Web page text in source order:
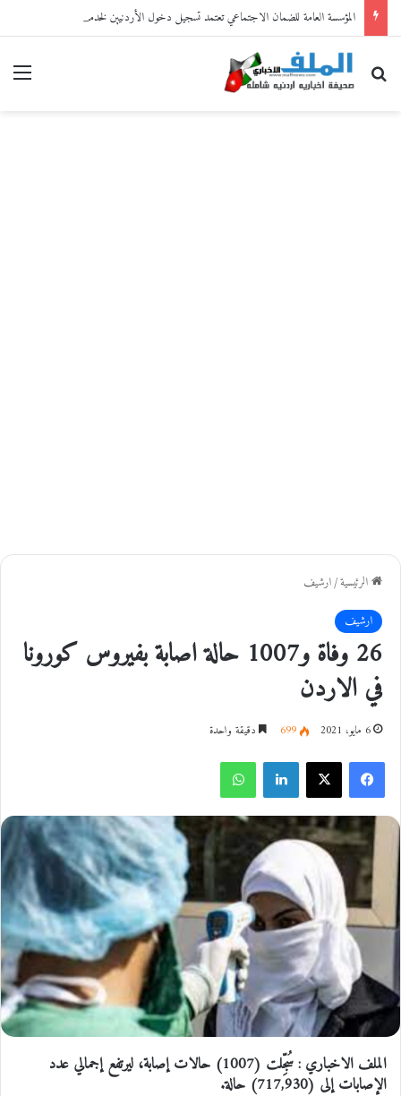
بحث عن
الرئيسية/ارشيف
ارشيف
26 وفاة و1007 حالة اصابة بفيروس كورونا
في الاردن
6 مايو، 2021 699 دقيقة واحدة
فيسبوك
الملف الاخباري : سُجِّلت (1007) حالات إصابة، ليرتفع إجمالي عدد
الإصابات إلى (717,930) حالة.